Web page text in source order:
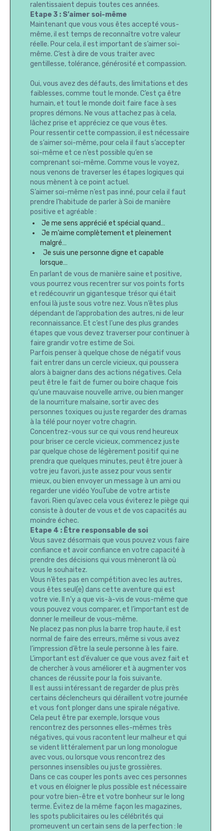
ralentissaient depuis toutes ces années.
Etape 3 : S’aimer soi-même
Maintenant que vous vous êtes accepté vous-
même, il est temps de reconnaître votre valeur
réelle. Pour cela, il est important de s’aimer soi-
même. C’est à dire de vous traiter avec
gentillesse, tolérance, générosité et compassion.
Oui, vous avez des défauts, des limitations et des
faiblesses, comme tout le monde. C’est ça être
humain, et tout le monde doit faire face à ses
propres démons. Ne vous attachez pas à cela,
lâchez prise et appréciez ce que vous êtes.
Pour ressentir cette compassion, il est nécessaire
de s’aimer soi-même, pour cela il faut s’accepter
soi-même et ce n’est possible qu’en se
comprenant soi-même. Comme vous le voyez,
nous venons de traverser les étapes logiques qui
nous mènent à ce point actuel.
S’aimer soi-même n’est pas inné, pour cela il faut
prendre l’habitude de parler à Soi de manière
positive et agréable :
Je me sens apprécié et spécial quand…
Je m’aime complètement et pleinement
malgré…
Je suis une personne digne et capable
lorsque…
En parlant de vous de manière saine et positive,
vous pourrez vous recentrer sur vos points forts
et redécouvrir un gigantesque trésor qui était
enfoui là juste sous votre nez. Vous n’êtes plus
dépendant de l’approbation des autres, ni de leur
reconnaissance. Et c’est l’une des plus grandes
étapes que vous devez traverser pour continuer à
faire grandir votre estime de Soi.
Parfois penser à quelque chose de négatif vous
fait entrer dans un cercle vicieux, qui poussera
alors à baigner dans des actions négatives. Cela
peut être le fait de fumer ou boire chaque fois
qu’une mauvaise nouvelle arrive, ou bien manger
de la nourriture malsaine, sortir avec des
personnes toxiques ou juste regarder des dramas
à la télé pour noyer votre chagrin.
Concentrez-vous sur ce qui vous rend heureux
pour briser ce cercle vicieux, commencez juste
par quelque chose de légèrement positif qui ne
prendra que quelques minutes, peut être jouer à
votre jeu favori, juste assez pour vous sentir
mieux, ou bien envoyer un message à un ami ou
regarder une vidéo YouTube de votre artiste
favori. Rien qu’avec cela vous éviterez le piège qui
consiste à douter de vous et de vos capacités au
moindre échec.
Etape 4 : Être responsable de soi
Vous savez désormais que vous pouvez vous faire
confiance et avoir confiance en votre capacité à
prendre des décisions qui vous mèneront là où
vous le souhaitez.
Vous n’êtes pas en compétition avec les autres,
vous êtes seul(e) dans cette aventure qui est
votre vie. Il n’y a que vis-à-vis de vous-même que
vous pouvez vous comparer, et l’important est de
donner le meilleur de vous-même.
Ne placez pas non plus la barre trop haute, il est
normal de faire des erreurs, même si vous avez
l’impression d’être la seule personne à les faire.
L’important est d’évaluer ce que vous avez fait et
de chercher à vous améliorer et à augmenter vos
chances de réussite pour la fois suivante.
Il est aussi intéressant de regarder de plus près
certains déclencheurs qui déraillent votre journée
et vous font plonger dans une spirale négative.
Cela peut être par exemple, lorsque vous
rencontrez des personnes elles-mêmes très
négatives, qui vous racontent leur malheur et qui
se vident littéralement par un long monologue
avec vous, ou lorsque vous rencontrez des
personnes insensibles ou juste grossières.
Dans ce cas couper les ponts avec ces personnes
et vous en éloigner le plus possible est nécessaire
pour votre bien-être et votre bonheur sur le long
terme. Évitez de la même façon les magazines,
les spots publicitaires ou les célébrités qui
promeuvent un certain sens de la perfection : le